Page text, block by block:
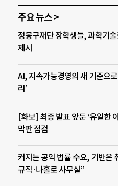
주요 뉴스 >
정몽구재단 장학생들, 과학기술
제시
AI, 지속가능경영의 새 기준으
리’
[화보] 최종 발표 앞둔 ‘유일한
막판 점검
커지는 공익 법률 수요, 기반은
규직·나홀로 사무실”